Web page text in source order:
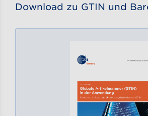
Download zu GTIN und